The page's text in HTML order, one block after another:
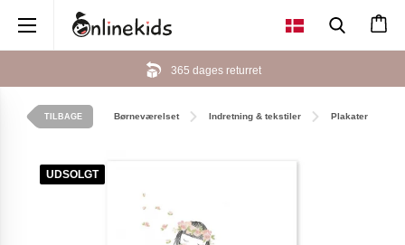
365 dages returret
TILBAGE Børneværelset Indretning & tekstiler Plakater
UDSOLGT